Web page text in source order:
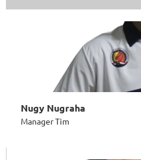
Nugy Nugraha
Manager Tim